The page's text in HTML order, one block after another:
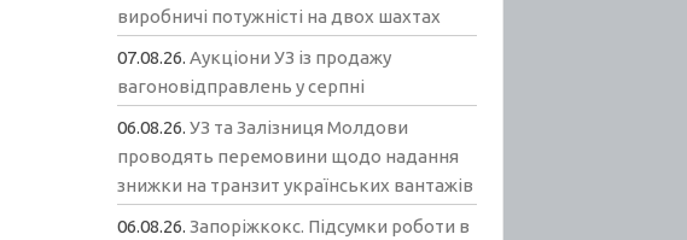
виробничі потужністі на двох шахтах
07.08.26.Аукціони УЗ із продажу
вагоновідправлень у серпні
06.08.26.УЗ та Залізниця Молдови
проводять перемовини щодо надання
знижки на транзит українських вантажів
06.08.26.Запоріжкокс. Підсумки роботи в